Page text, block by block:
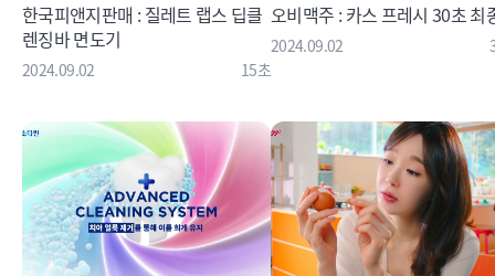
한국피앤지판매 : 질레트 랩스 딥클
렌징바 면도기
2024.09.02 15초
오비맥주 : 카스 프레시 30초 최
2024.09.02